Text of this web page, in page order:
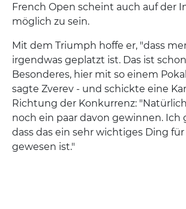
French Open scheint auch auf der
möglich zu sein.
Mit dem Triumph hoffe er, "dass
irgendwas geplatzt ist. Das ist
Besonderes, hier mit so einem
sagte Zverev - und schickte eine
Richtung der Konkurrenz:
noch ein paar davon gewinnen. Ich
dass das ein sehr wichtiges Ding
gewesen ist."